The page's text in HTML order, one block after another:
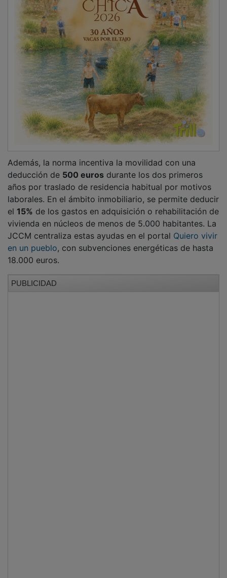
vivienda en núcleos de menos de 5.000 habitantes. La
JCCM centraliza estas ayudas en el portalQuiero vivir
en un pueblo, con subvenciones energéticas de hasta
18.000 euros.
PUBLICIDAD